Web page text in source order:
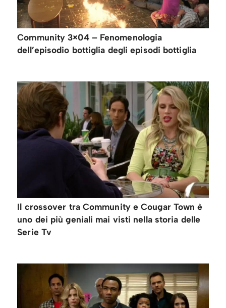
Community 3×04 – Fenomenologia
dell’episodio bottiglia degli episodi bottiglia
Il crossover tra Community e Cougar Town è
uno dei più geniali mai visti nella storia delle
Serie Tv